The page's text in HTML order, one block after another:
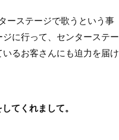
ーステージで歌うという事
に行って、センターステー
るお客さんにも迫力を届け
てくれまして。